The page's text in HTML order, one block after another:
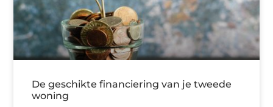
De geschikte financiering van je tweede
woning